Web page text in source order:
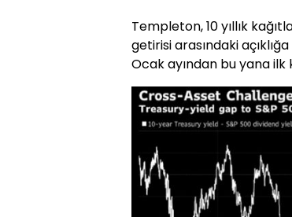
Templeton, 10 yıllık
getirisi arasındaki
Ocak ayından bu yana ilk